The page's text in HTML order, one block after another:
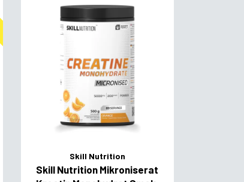
Skill Nutrition
Skill Nutrition Mikroniserat